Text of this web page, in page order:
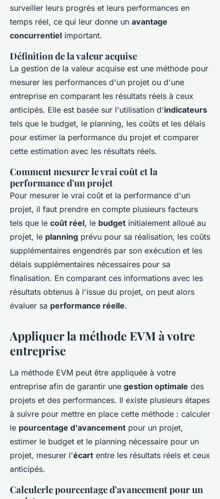
surveiller leurs progrès et leurs performances en
temps réel, ce qui leur donne un avantage
concurrentiel important.
Définition de la valeur acquise
La gestion de la valeur acquise est une méthode pour
mesurer les performances d'un projet ou d'une
entreprise en comparant les résultats réels à ceux
anticipés. Elle est basée sur l'utilisation d'indicateurs
tels que le budget, le planning, les coûts et les délais
pour estimer la performance du projet et comparer
cette estimation avec les résultats réels.
Comment mesurer le vrai coût et la
performance d'un projet
Pour mesurer le vrai coût et la performance d'un
projet, il faut prendre en compte plusieurs facteurs
tels que le coût réel, le budget initialement alloué au
projet, le planning prévu pour sa réalisation, les coûts
supplémentaires engendrés par son exécution et les
délais supplémentaires nécessaires pour sa
finalisation. En comparant ces informations avec les
résultats obtenus à l'issue du projet, on peut alors
évaluer sa performance réelle.
Appliquer la méthode EVM à votre
entreprise
La méthode EVM peut être appliquée à votre
entreprise afin de garantir une gestion optimale des
projets et des performances. Il existe plusieurs étapes
à suivre pour mettre en place cette méthode : calculer
le pourcentage d'avancement pour un projet,
estimer le budget et le planning nécessaire pour un
projet, mesurer l'écart entre les résultats réels et ceux
anticipés.
Calculerle pourcentage d'avancement pour un